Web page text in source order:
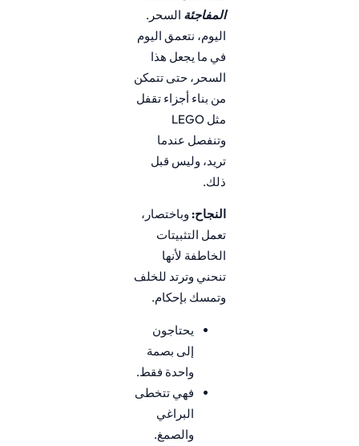
المفاجئة السحر.
اليوم، نتعمق اليوم
في ما يجعل هذا
السحر، حتى تتمكن
من بناء أجزاء تقفل
مثل LEGO
وتنفصل عندما
تريد، وليس قبل
ذلك.
النجاح: وباختصار،
تعمل التثبيتات
الخاطفة لأنها
تنحني وترتد للخلف
وتمسك بإحكام.
يحتاجون
إلى بصمة
واحدة فقط.
فهي تتخطى
البراغي
والصمغ.